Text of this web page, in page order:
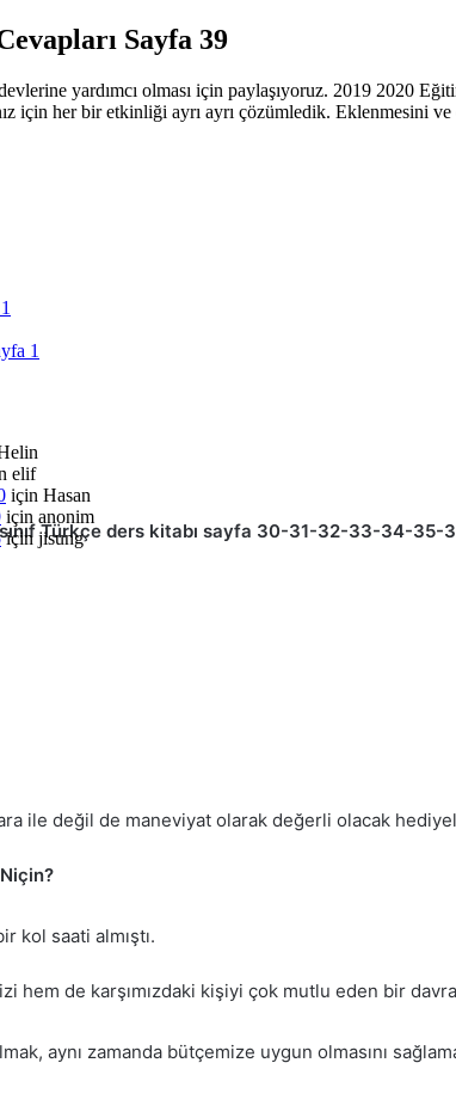
1
elif
için Hasan
için anonim
için jisung
Sayfa 39
yardımcı olması için paylaşıyoruz. 2019 2020
için her bir etkinliği ayrı ayrı çözümledik. Eklenmesini
Türkçe ders kitabı sayfa 30-31-32-33-34-
ile değil de maneviyat olarak değerli olacak
kol saati almıştı.
de karşımızdaki kişiyi çok mutlu eden bir
aynı zamanda bütçemize uygun olmasını